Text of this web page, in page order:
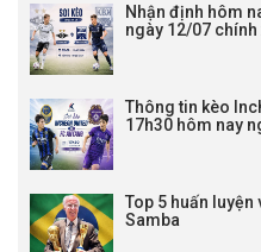
Nhận định hôm
ngày 12/07 chính
Thông tin kèo
17h30 hôm nay
Top 5 huấn
Samba